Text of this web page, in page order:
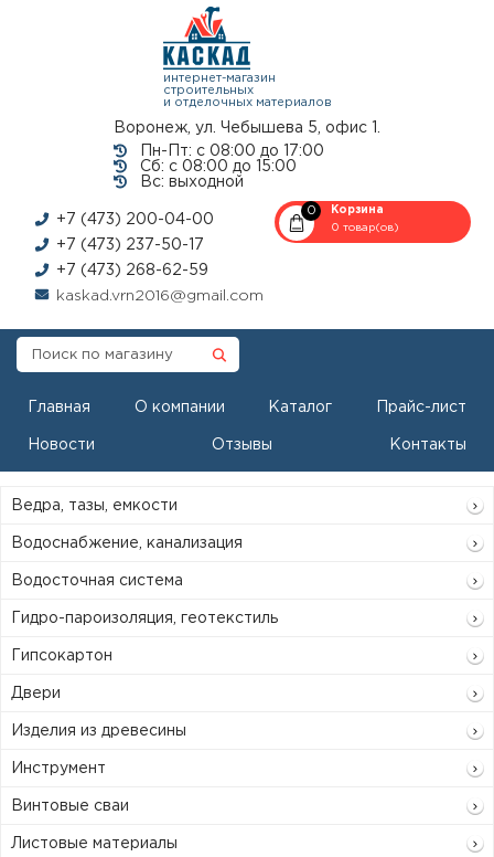
интернет-магазин
строительных
и отделочных материалов
Воронеж, ул. Чебышева 5, офис 1.
Пн-Пт: с 08:00 до 17:00
Сб: с 08:00 до 15:00
Вс: выходной
+7 (473) 200-04-00
+7 (473) 237-50-17
+7 (473) 268-62-59
kaskad.vrn2016@gmail.com
0
Корзина
0 товар(ов)
Главная О компании Каталог Прайс-лист
Новости Отзывы Контакты
Ведра, тазы, емкости
Водоснабжение, канализация
Водосточная система
Гидро-пароизоляция, геотекстиль
Гипсокартон
Двери
Изделия из древесины
Инструмент
Винтовые сваи
Листовые материалы